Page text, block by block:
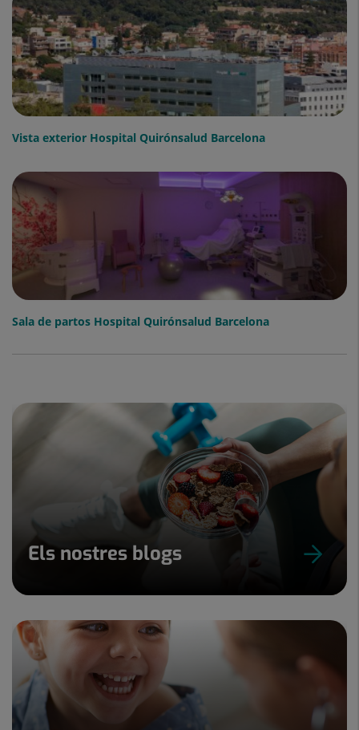
Vista exterior Hospital Quirónsalud Barcelona
Sala de partos Hospital Quirónsalud Barcelona
Els nostres blogs